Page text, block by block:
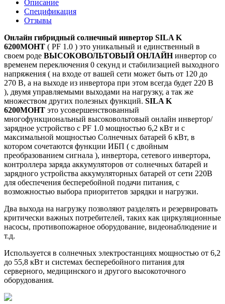
Описание
Спецификация
Отзывы
Онлайн гибридный солнечный инвертор SILA K
6200MOHT ( PF 1.0 ) это уникальный и единственный в
своем роде ВЫСОКОВОЛЬТОВЫЙ ОНЛАЙНинвертор со
временем переключения 0 секунд и стабилизацией выходного
напряжения ( на входе от вашей сети может быть от 120 до
270 В, а на выходе из инвертора при этом всегда будет 220 В
), двумя управляемыми выходами на нагрузку, а так же
множеством других полезных функций. SILA K
6200MOHT это усовершенствованный
многофункциональный высоковольтовый онлайн инвертор/
зарядное устройство c PF 1.0 мощностью 6,2 кВт и с
максимальной мощностью Солнечных батарей 6 кВт, в
котором сочетаются функции ИБП ( с двойным
преобразованием сигнала ), инвертора, сетевого инвертора,
контроллера заряда аккумуляторов от солнечных батарей и
зарядного устройства аккумуляторных батарей от сети 220В
для обеспечения бесперебойной подачи питания, с
возможностью выбора приоритетов зарядки и нагрузки.
Два выхода на нагрузку позволяют разделять и резервировать
критически важных потребителей, таких как циркуляционные
насосы, противопожарное оборудование, видеонаблюдение и
т.д.
Используется в солнечных электростанциях мощностью от 6,2
до 55,8 кВт и системах бесперебойного питания для
серверного, медицинского и другого высокоточного
оборудования.